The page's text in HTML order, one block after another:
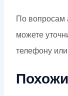
По вопросам
можете
телефону